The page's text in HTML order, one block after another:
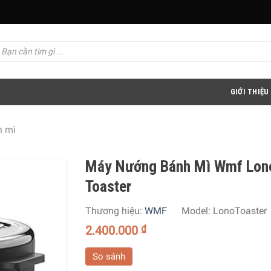
GIỚI THIỆU
mì
Máy Nướng Bánh Mì Wmf
Toaster
Thương hiệu: WMF Model: LonoToaster
2.400.000 ₫
So sánh